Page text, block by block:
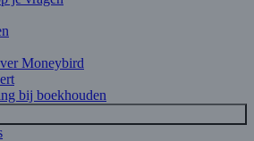
Moneybird
bij boekhouden